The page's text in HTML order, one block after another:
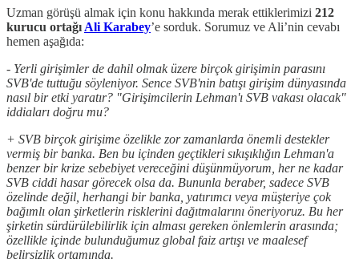
Uzman görüşü almak için konu hakkında merak ettiklerimizi 212
kurucu ortağı Ali Karabey’e sorduk. Sorumuz ve Ali’nin cevabı
hemen aşağıda:
- Yerli girişimler de dahil olmak üzere birçok girişimin parasını
SVB'de tuttuğu söyleniyor. Sence SVB'nin batışı girişim dünyasında
nasıl bir etki yaratır? "Girişimcilerin Lehman'ı SVB vakası olacak"
iddiaları doğru mu?
+ SVB birçok girişime özelikle zor zamanlarda önemli destekler
vermiş bir banka. Ben bu içinden geçtikleri sıkışıklığın Lehman'a
benzer bir krize sebebiyet vereceğini düşünmüyorum, her ne kadar
SVB ciddi hasar görecek olsa da. Bununla beraber, sadece SVB
özelinde değil, herhangi bir banka, yatırımcı veya müşteriye çok
bağımlı olan şirketlerin risklerini dağıtmalarını öneriyoruz. Bu her
şirketin sürdürülebilirlik için alması gereken önlemlerin arasında;
özellikle içinde bulunduğumuz global faiz artışı ve maalesef
belirsizlik ortamında.